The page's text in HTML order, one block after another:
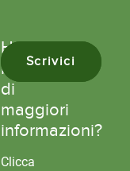
Hai
bisogno
di
maggiori
informazioni?
Clicca
Scrivici